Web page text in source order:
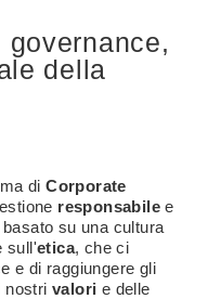
della
diCorporate
responsabile e
su una cultura
sull'etica, che ci
e di raggiungere gli
nostri valori e delle